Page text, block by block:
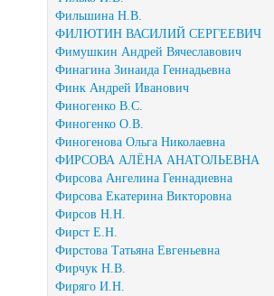
Фильшина Н.В.
ФИЛЮТИН ВАСИЛИЙ СЕРГЕЕВИЧ
Фимушкин Андрей Вячеславович
Финагина Зинаида Геннадьевна
Финк Андрей Иванович
Финогенко В.С.
Финогенко О.В.
Финогенова Ольга Николаевна
ФИРСОВА АЛЁНА АНАТОЛЬЕВНА
Фирсова Ангелина Геннадиевна
Фирсова Екатерина Викторовна
Фирсов Н.Н.
Фирст Е.Н.
Фирстова Татьяна Евгеньевна
Фирчук Н.В.
Фиряго И.Н.